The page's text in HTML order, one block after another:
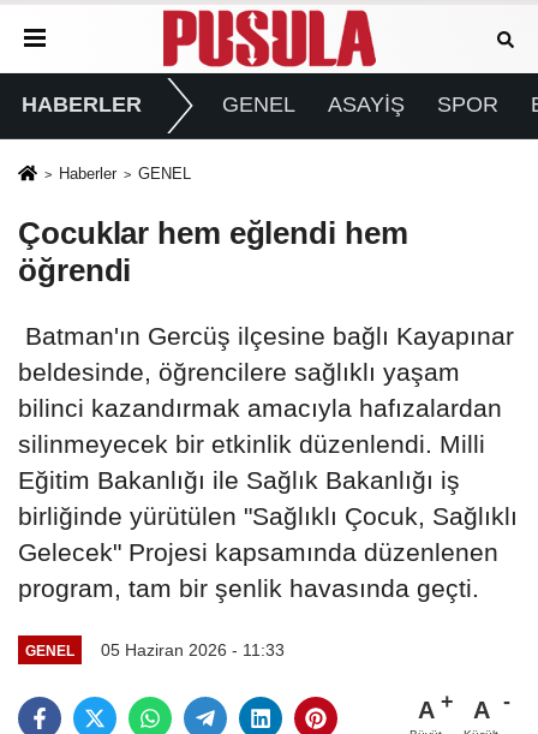
HABERLER GENEL ASAYİŞ SPOR
Haberler GENEL
Çocuklar hem eğlendi hem
öğrendi
Batman'ın Gercüş ilçesine bağlı Kayapınar
beldesinde, öğrencilere sağlıklı yaşam
bilinci kazandırmak amacıyla hafızalardan
silinmeyecek bir etkinlik düzenlendi. Milli
Eğitim Bakanlığı ile Sağlık Bakanlığı iş
birliğinde yürütülen "Sağlıklı Çocuk, Sağlıklı
Gelecek" Projesi kapsamında düzenlenen
program, tam bir şenlik havasında geçti.
GENEL 05 Haziran 2026 - 11:33
A A